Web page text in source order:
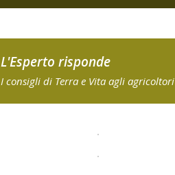
L'Esperto risponde
I consigli di Terra e Vita agli agricoltori